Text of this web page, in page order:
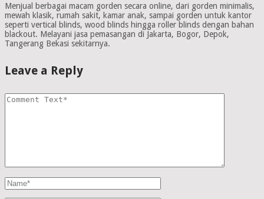
Menjual berbagai macam gorden secara online, dari gorden minimalis,
mewah klasik, rumah sakit, kamar anak, sampai gorden untuk kantor
seperti vertical blinds, wood blinds hingga roller blinds dengan bahan
blackout. Melayani jasa pemasangan di Jakarta, Bogor, Depok,
Tangerang Bekasi sekitarnya.
Leave a Reply